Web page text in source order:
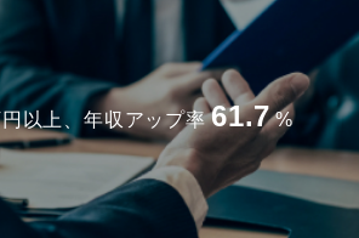
以上、年収アップ率 61.7 %